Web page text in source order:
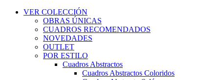
VER COLECCIÓN
OBRAS ÚNICAS
CUADROS RECOMENDADOS
NOVEDADES
OUTLET
POR ESTILO
Cuadros Abstractos
Cuadros Abstractos Coloridos